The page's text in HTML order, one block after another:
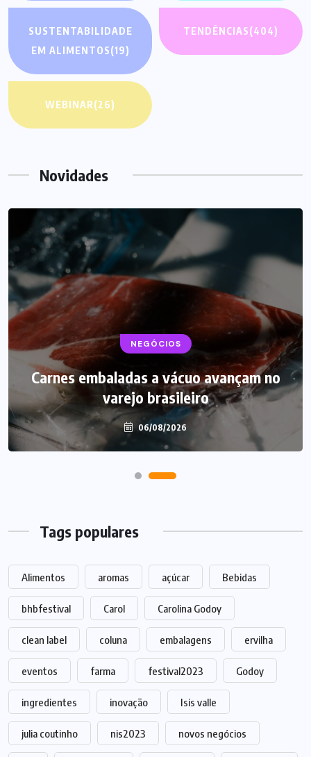
SUSTENTABILIDADE
EM ALIMENTOS(19)
TENDÊNCIAS(404)
WEBINAR(26)
Novidades
NEGÓCIOS
Carnes embaladas a vácuo avançam no
varejo brasileiro
06/08/2026
BEBIDAS LANÇAMENTOS
Starbucks aposta em leite proteico no
Brasil
06/08/2026
Tags populares
Alimentos aromas açúcar Bebidas
bhbfestival Carol Carolina Godoy
clean label coluna embalagens ervilha
eventos farma festival2023 Godoy
ingredientes inovação Isis valle
julia coutinho nis2023 novos negócios